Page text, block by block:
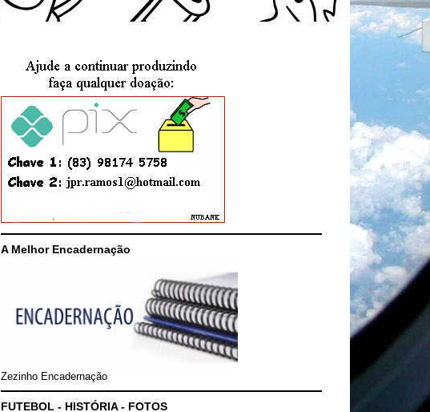
A Melhor Encadernação
Zezinho Encadernação
FUTEBOL - HISTÓRIA - FOTOS